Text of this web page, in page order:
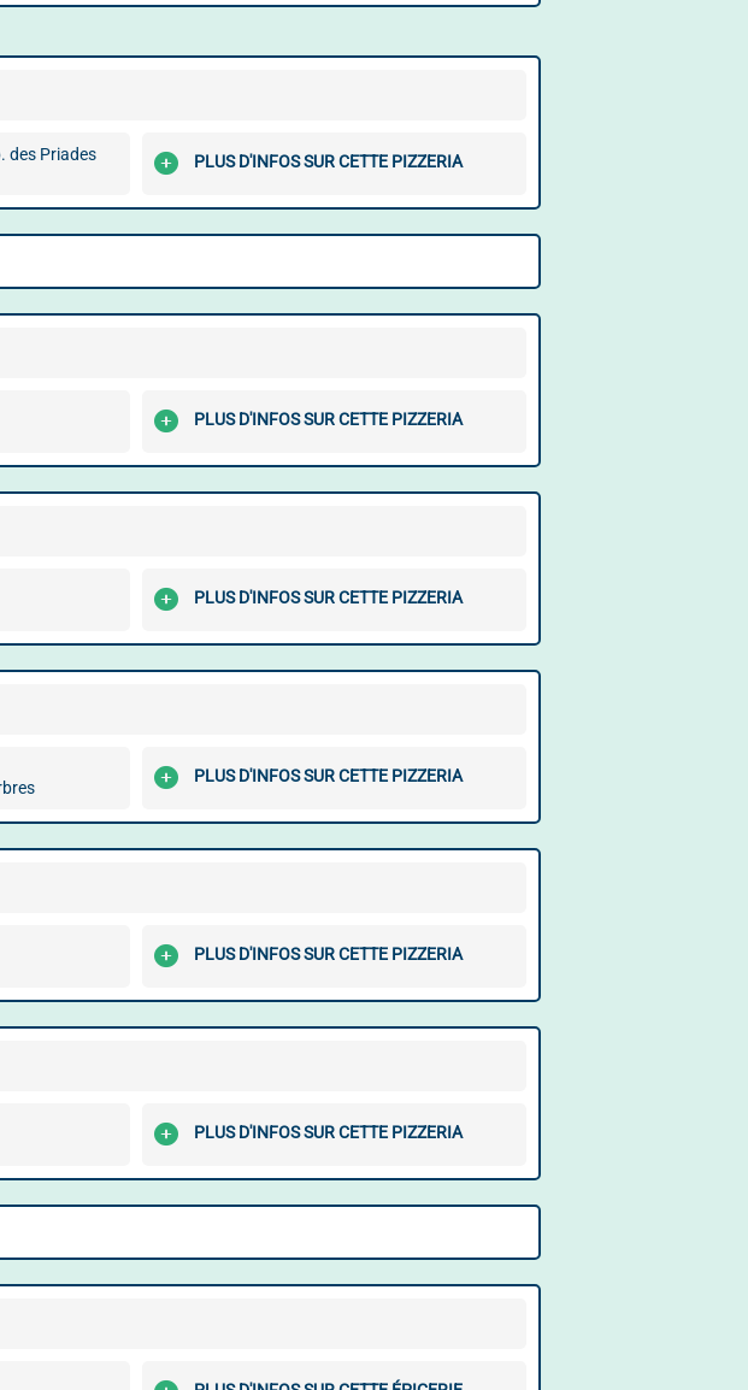
des Priades
PLUS D'INFOS SUR CETTE PIZZERIA
PLUS D'INFOS SUR CETTE PIZZERIA
PLUS D'INFOS SUR CETTE PIZZERIA
PLUS D'INFOS SUR CETTE PIZZERIA
PLUS D'INFOS SUR CETTE PIZZERIA
PLUS D'INFOS SUR CETTE PIZZERIA